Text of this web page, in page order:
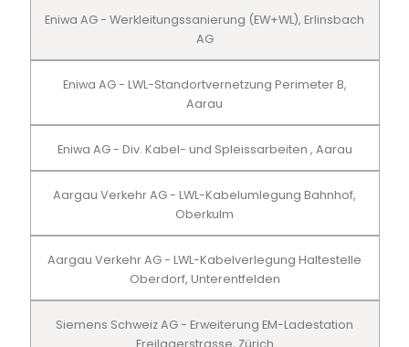
Eniwa AG - Werkleitungssanierung (EW+WL), Erlinsbach
AG
Eniwa AG - LWL-Standortvernetzung Perimeter B,
Aarau
Eniwa AG - Div. Kabel- und Spleissarbeiten , Aarau
Aargau Verkehr AG - LWL-Kabelumlegung Bahnhof,
Oberkulm
Aargau Verkehr AG - LWL-Kabelverlegung Haltestelle
Oberdorf, Unterentfelden
Siemens Schweiz AG - Erweiterung EM-Ladestation
Freilagerstrasse, Zürich